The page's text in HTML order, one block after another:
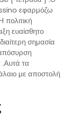
εφαρμόζω
ευαίσθητο
σημασία
.Αυτά τα
με αποστολή